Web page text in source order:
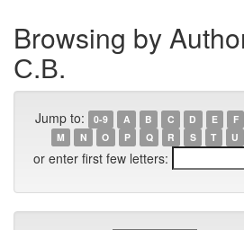
Browsing by
С.В.
Jump to: 0-9 A B C D E F
M
N O P Q R S T U
or enter first few letters: